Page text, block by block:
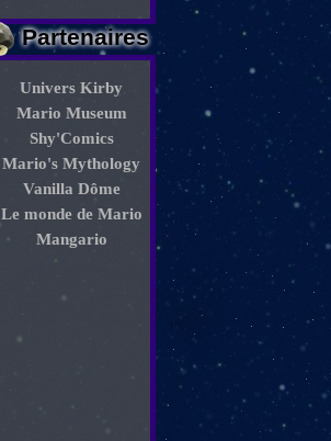
Partenaires
Univers Kirby
Mario Museum
Shy'Comics
Mario's Mythology
Vanilla Dôme
Le monde de Mario
Mangario